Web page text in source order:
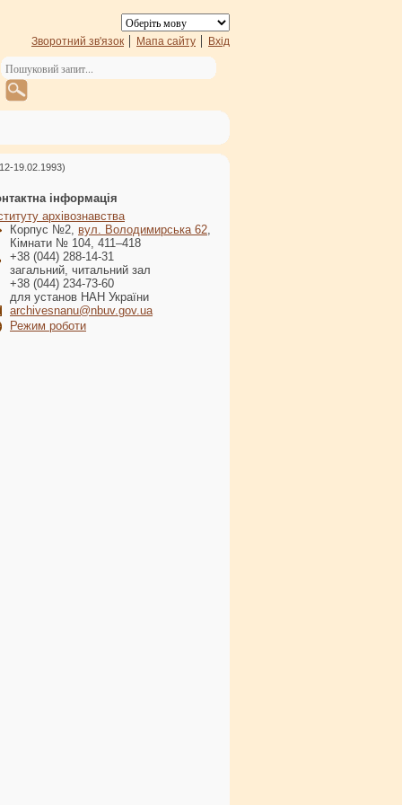
Зворотний зв'язок Мапа сайту Вхід
19.02.1993)
інформація
архівознавства
Корпус №2, вул. Володимирська 62,
Кімнати № 104, 411–418
+38 (044) 288-14-31
загальний, читальний зал
+38 (044) 234-73-60
для установ НАН України
archivesnanu@nbuv.gov.ua
Режим роботи